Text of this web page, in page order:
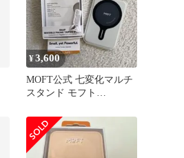
¥3,600
MOFT公式 七変化マルチ
スタンド モフト
脚